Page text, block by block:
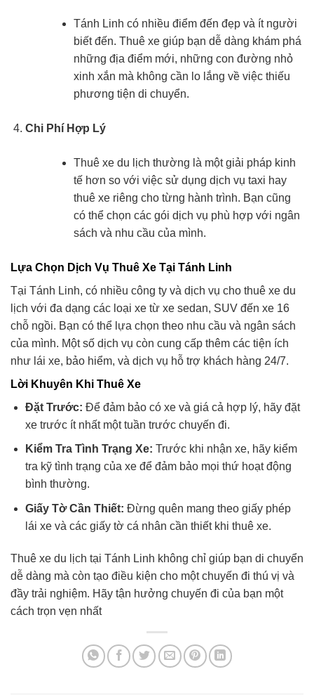
Tánh Linh có nhiều điểm đến đẹp và ít người
biết đến. Thuê xe giúp bạn dễ dàng khám phá
những địa điểm mới, những con đường nhỏ
xinh xắn mà không cần lo lắng về việc thiếu
phương tiện di chuyển.
Chi Phí Hợp Lý
Thuê xe du lịch thường là một giải pháp kinh
tế hơn so với việc sử dụng dịch vụ taxi hay
thuê xe riêng cho từng hành trình. Bạn cũng
có thể chọn các gói dịch vụ phù hợp với ngân
sách và nhu cầu của mình.
Lựa Chọn Dịch Vụ Thuê Xe Tại Tánh Linh
Tại Tánh Linh, có nhiều công ty và dịch vụ cho thuê xe du
lịch với đa dạng các loại xe từ xe sedan, SUV đến xe 16
chỗ ngồi. Bạn có thể lựa chọn theo nhu cầu và ngân sách
của mình. Một số dịch vụ còn cung cấp thêm các tiện ích
như lái xe, bảo hiểm, và dịch vụ hỗ trợ khách hàng 24/7.
Lời Khuyên Khi Thuê Xe
Đặt Trước: Để đảm bảo có xe và giá cả hợp lý, hãy đặt
xe trước ít nhất một tuần trước chuyến đi.
Kiểm Tra Tình Trạng Xe: Trước khi nhận xe, hãy kiểm
tra kỹ tình trạng của xe để đảm bảo mọi thứ hoạt động
bình thường.
Giấy Tờ Cần Thiết: Đừng quên mang theo giấy phép
lái xe và các giấy tờ cá nhân cần thiết khi thuê xe.
Thuê xe du lịch tại Tánh Linh không chỉ giúp bạn di chuyển
dễ dàng mà còn tạo điều kiện cho một chuyến đi thú vị và
đầy trải nghiệm. Hãy tận hưởng chuyến đi của bạn một
cách trọn vẹn nhất